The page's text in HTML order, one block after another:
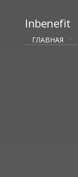
Inbenefit
ГЛАВНАЯ